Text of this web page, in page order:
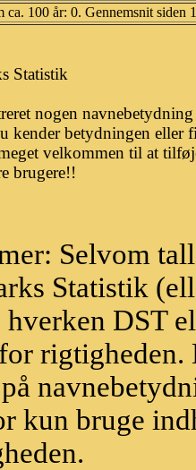
ca. 100 år: 0. Gennemsnit siden
Statistik
nogen
kender betydningen eller
velkommen til at
brugere!!
Selvom
Statistik
hverken DST
kun bruge